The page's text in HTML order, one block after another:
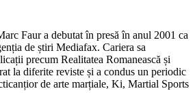
Faur a debutat în presă în anul 2001 ca
de știri Mediafax. Cariera sa
precum Realitatea Romanească și
la diferite reviste și a condus un periodic
de arte marțiale, Ki, Martial Sports